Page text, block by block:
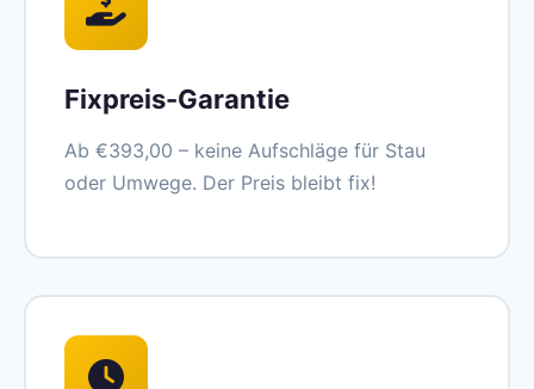
Fixpreis-Garantie
Ab €393,00 – keine Aufschläge für Stau
oder Umwege. Der Preis bleibt fix!